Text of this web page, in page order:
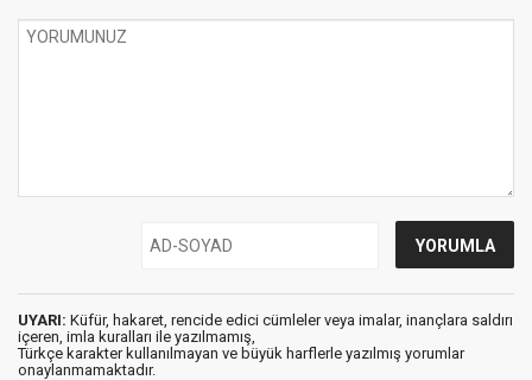
UYARI: Küfür, hakaret, rencide edici cümleler veya imalar, inançlara saldırı
içeren, imla kuralları ile yazılmamış,
Türkçe karakter kullanılmayan ve büyük harflerle yazılmış yorumlar
onaylanmamaktadır.